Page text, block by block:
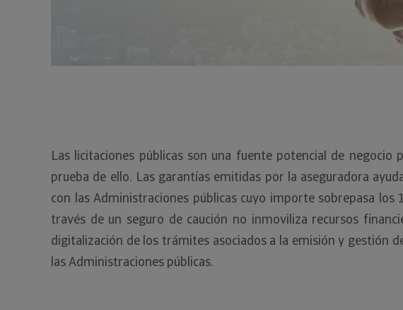
Las licitaciones públicas son una fuente potencial de
prueba de ello. Las garantías emitidas por la aseguradora
con las Administraciones públicas cuyo importe sobrepasa
través de un seguro de caución no inmoviliza recursos
digitalización de los trámites asociados a la emisión y gestión
las Administraciones públicas.